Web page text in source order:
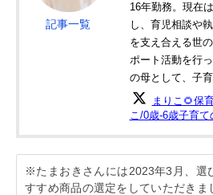
記事一覧
16年勤務。現在
し、育児相談や
を支え合える世
ポート活動を行
の母として、子
まりこ🌻保
こ/0歳-6歳子育て
※たまおきさんには2023年3月、選
すすめ商品の選定をしていただきま